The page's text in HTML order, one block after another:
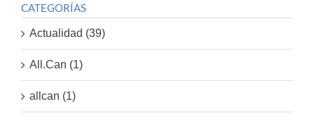
CATEGORÍAS
Actualidad (39)
All.Can (1)
allcan (1)